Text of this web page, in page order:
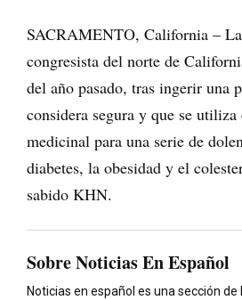
SACRAMENTO, California – La
congresista del norte de
del año pasado, tras ingerir una
considera segura y que se
medicinal para una serie de
diabetes, la obesidad y el
sabido KHN.
Sobre Noticias En Español
Noticias en español es una sección